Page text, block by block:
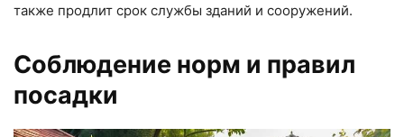
также продлит срок службы зданий и сооружений.
Соблюдение норм и правил
посадки